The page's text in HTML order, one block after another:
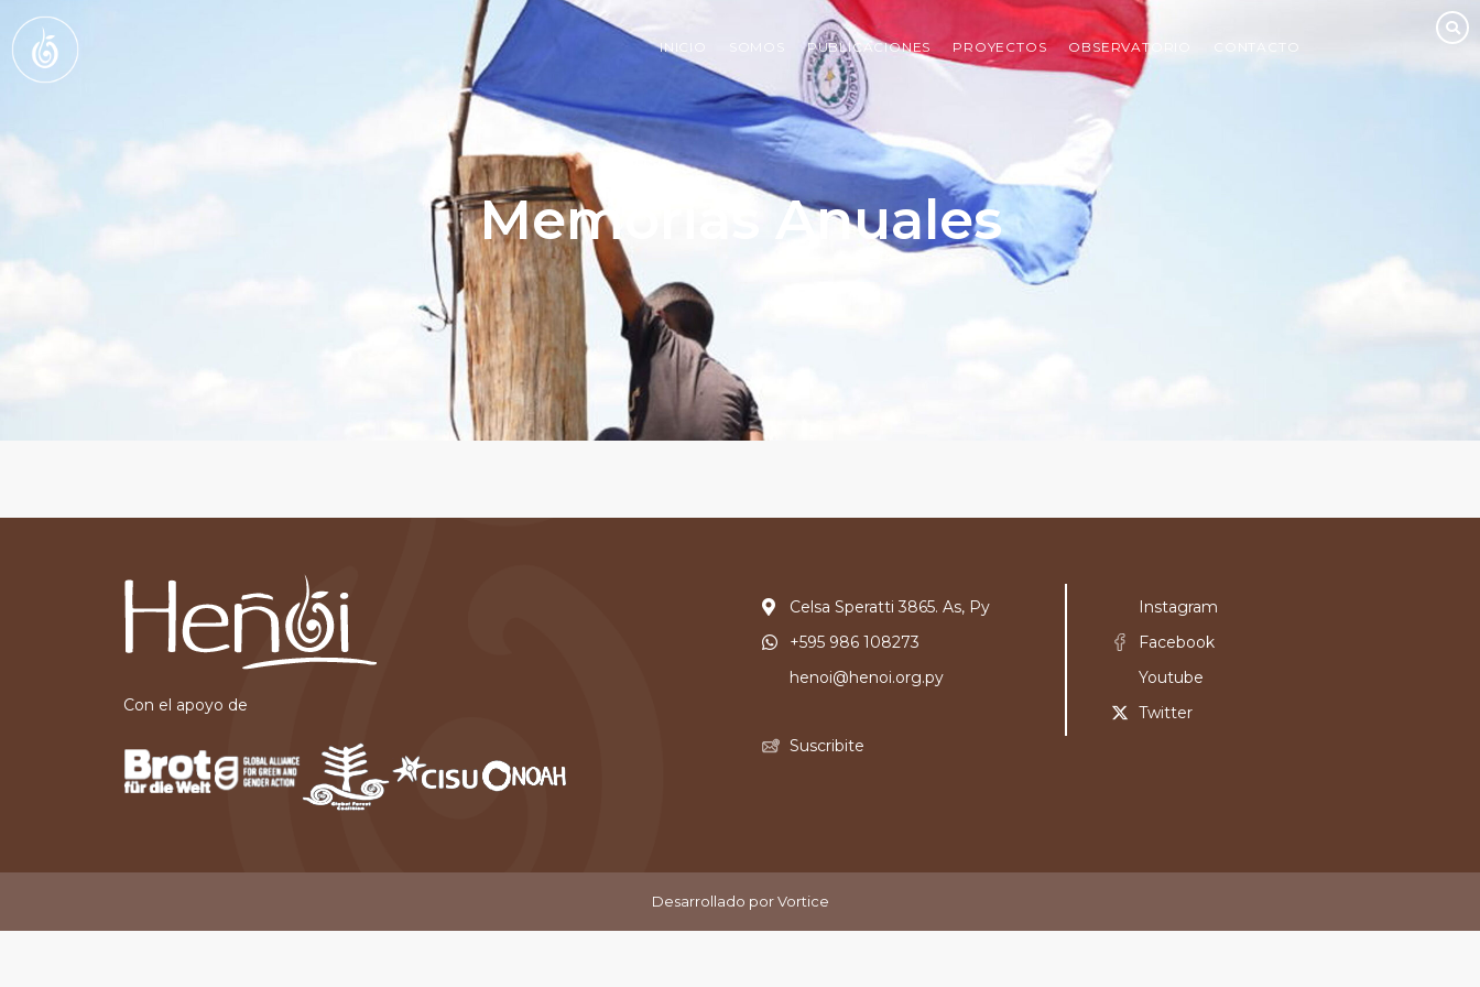
INICIO PUBLICACIONES PROYECTOS OBSERVATORIO CONTACTO
Memorias Anuales
Con el apoyo de
Celsa Speratti 3865. As, Py
+595 986 108273
henoi@henoi.org.py
Suscribite
Instagram
Facebook
Youtube
Twitter
Desarrollado por Vortice